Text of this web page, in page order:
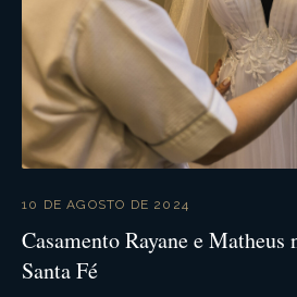
10 DE AGOSTO DE 2024
Casamento Rayane e Matheus
Santa Fé